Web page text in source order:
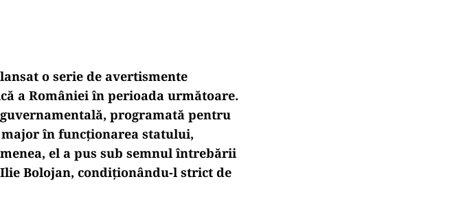
o serie de avertismente
a României în perioada următoare.
programată pentru
major în funcționarea statului,
el a pus sub semnul întrebării
Bolojan, condiționându-l strict de